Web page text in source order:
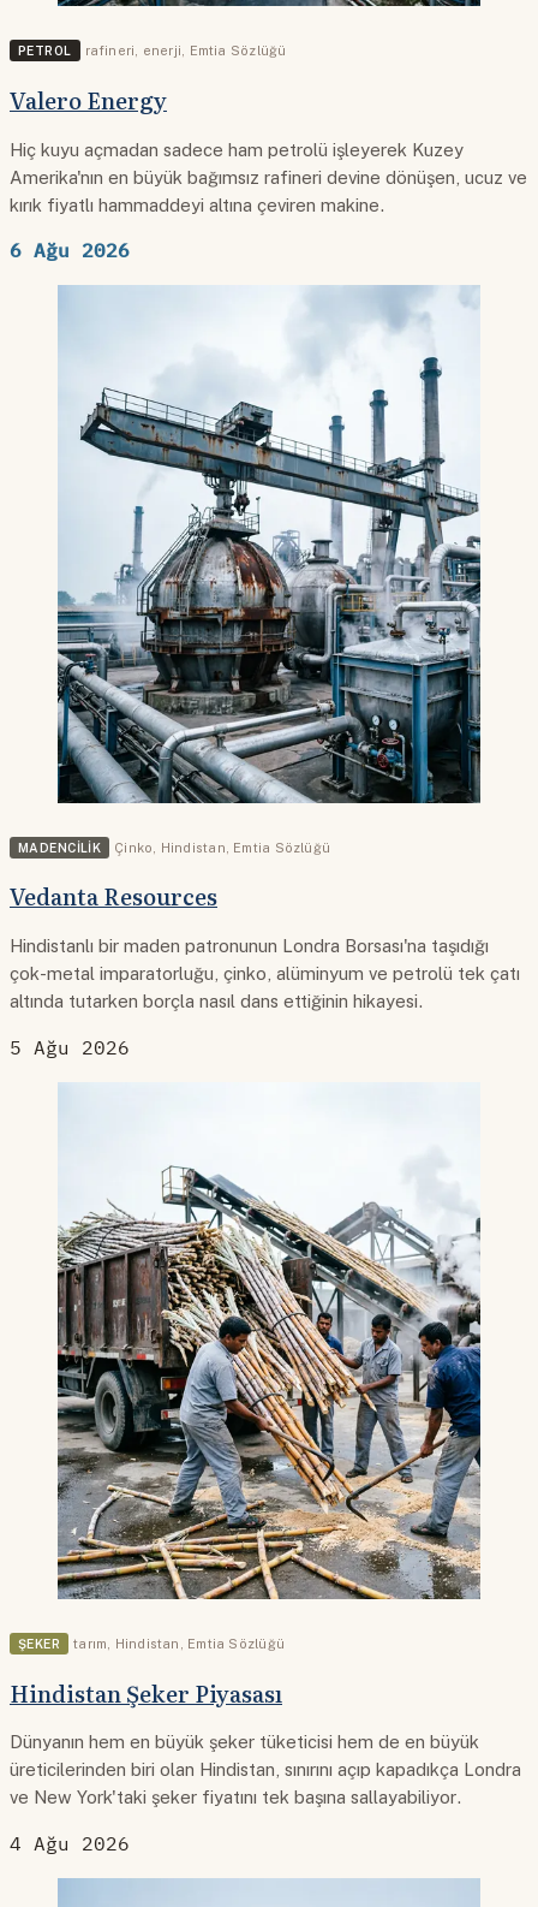
PETROL rafineri enerji Emtia Sözlüğü
Valero Energy
Hiç kuyu açmadan sadece ham petrolü işleyerek Kuzey
Amerika'nın en büyük bağımsız rafineri devine dönüşen, ucuz ve
kırık fiyatlı hammaddeyi altına çeviren makine.
6 Ağu 2026
MADENCILIK Çinko Hindistan Emtia Sözlüğü
Vedanta Resources
Hindistanlı bir maden patronunun Londra Borsası'na taşıdığı
çok-metal imparatorluğu, çinko, alüminyum ve petrolü tek çatı
altında tutarken borçla nasıl dans ettiğinin hikayesi.
5 Ağu 2026
ŞEKER tarım Hindistan Emtia Sözlüğü
Hindistan Şeker Piyasası
Dünyanın hem en büyük şeker tüketicisi hem de en büyük
üreticilerinden biri olan Hindistan, sınırını açıp kapadıkça Londra
ve New York'taki şeker fiyatını tek başına sallayabiliyor.
4 Ağu 2026